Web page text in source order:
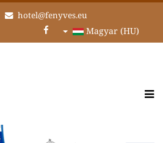
hotel@fenyves.eu
Magyar (HU)